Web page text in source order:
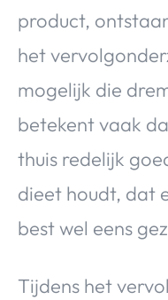
product,
het
mogelijk die
betekent vaak
thuis redelijk
dieet houdt, dat
best wel eens
Tijdens het